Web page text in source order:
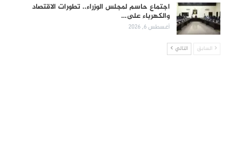
اجتماع حاسم لمجلس الوزراء.. تطورات الاقتصاد
والكهرباء على…
أغسطس 6, 2026
السابق التالي